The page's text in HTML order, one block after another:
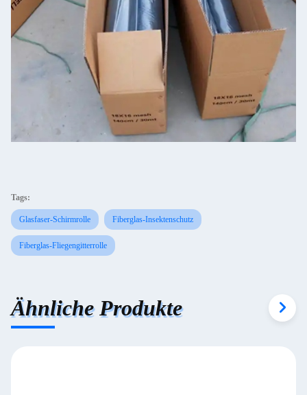
Tags:
Glasfaser-Schirmrolle Fiberglas-Insektenschutz
Fiberglas-Fliegengitterrolle
Ähnliche Produkte